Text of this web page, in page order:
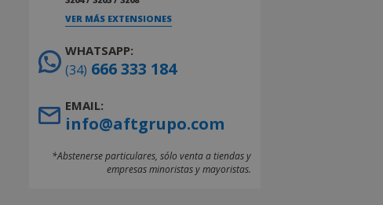
VER MÁS EXTENSIONES
WHATSAPP:
(34) 666 333 184
EMAIL:
info@aftgrupo.com
*Abstenerse particulares, sólo venta a tiendas y
empresas minoristas y mayoristas.